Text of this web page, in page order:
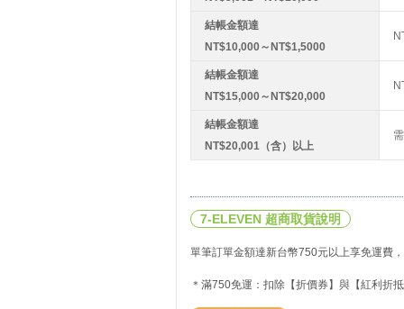
結帳金額達
NT$10,000～NT$1,5000
結帳金額達
NT$15,000～NT$20,000
結帳金額達
NT$20,001（含）以上
7-ELEVEN 超商取貨說明
單筆訂單金額達新台幣750元以上享免運費
＊滿750免運：扣除【折價券】與【紅利折